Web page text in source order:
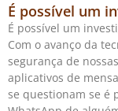
É possível um
É possível um
Com o avanço da
segurança de
aplicativos de
se questionam se é